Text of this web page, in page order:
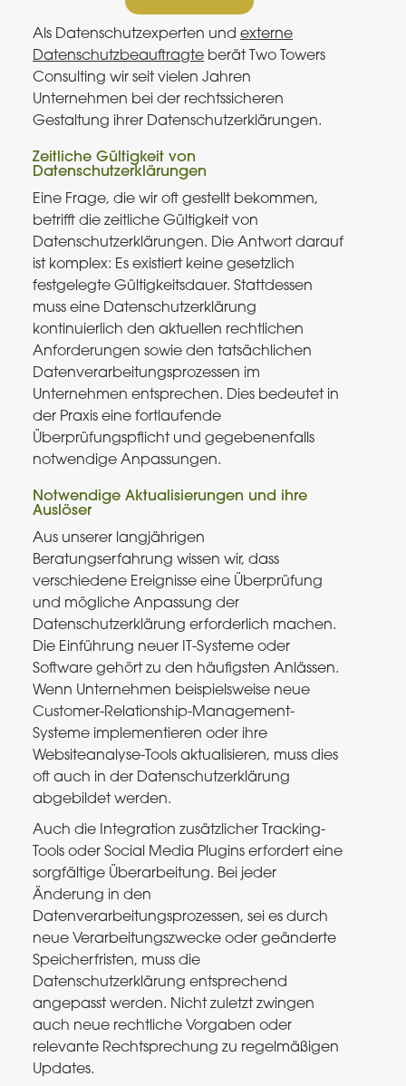
Als Datenschutzexperten und externe
Datenschutzbeauftragte berät Two Towers
Consulting wir seit vielen Jahren
Unternehmen bei der rechtssicheren
Gestaltung ihrer Datenschutzerklärungen.
Zeitliche Gültigkeit von
Datenschutzerklärungen
Eine Frage, die wir oft gestellt bekommen,
betrifft die zeitliche Gültigkeit von
Datenschutzerklärungen. Die Antwort darauf
ist komplex: Es existiert keine gesetzlich
festgelegte Gültigkeitsdauer. Stattdessen
muss eine Datenschutzerklärung
kontinuierlich den aktuellen rechtlichen
Anforderungen sowie den tatsächlichen
Datenverarbeitungsprozessen im
Unternehmen entsprechen. Dies bedeutet in
der Praxis eine fortlaufende
Überprüfungspflicht und gegebenenfalls
notwendige Anpassungen.
Notwendige Aktualisierungen und ihre
Auslöser
Aus unserer langjährigen
Beratungserfahrung wissen wir, dass
verschiedene Ereignisse eine Überprüfung
und mögliche Anpassung der
Datenschutzerklärung erforderlich machen.
Die Einführung neuer IT-Systeme oder
Software gehört zu den häufigsten Anlässen.
Wenn Unternehmen beispielsweise neue
Customer-Relationship-Management-
Systeme implementieren oder ihre
Websiteanalyse-Tools aktualisieren, muss dies
oft auch in der Datenschutzerklärung
abgebildet werden.
Auch die Integration zusätzlicher Tracking-
Tools oder Social Media Plugins erfordert eine
sorgfältige Überarbeitung. Bei jeder
Änderung in den
Datenverarbeitungsprozessen, sei es durch
neue Verarbeitungszwecke oder geänderte
Speicherfristen, muss die
Datenschutzerklärung entsprechend
angepasst werden. Nicht zuletzt zwingen
auch neue rechtliche Vorgaben oder
relevante Rechtsprechung zu regelmäßigen
Updates.